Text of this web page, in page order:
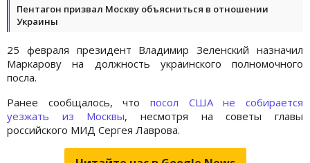
Пентагон призвал Москву объясниться в отношении
Украины
25 февраля президент Владимир Зеленский назначил
Маркарову на должность украинского полномочного
посла.
Ранее сообщалось, что посол США не собирается
уезжать из Москвы, несмотря на советы главы
российского МИД Сергея Лаврова.